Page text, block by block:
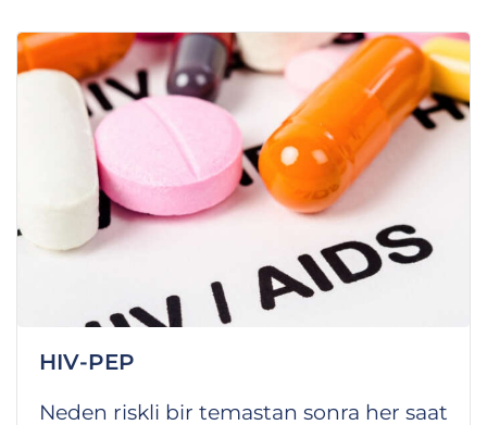
HIV-PEP
Neden riskli bir temastan sonra her saat